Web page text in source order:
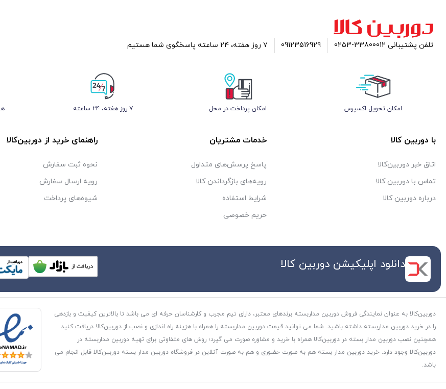
تلفن پشتیبانی 33800012-0253 09123516929 ۷ روز هفته، ۲۴ ساعته پاسخگوی شما هستیم
اﻣﮑﺎن ﺗﺤﻮﯾﻞ اﮐﺴﭙﺮس امکان پرداخت در محل ۷ روز ﻫﻔﺘﻪ، ۲۴ ﺳﺎﻋﺘﻪ
با دوربین کالا
اتاق خبر دوربین‌کالا
تماس با دوربین کالا
درباره دوربین کالا
خدمات مشتریان
پاسخ پرسش‌های متداول
رویه‌های بازگرداندن کالا
شرایط استفاده
حریم خصوصی
راهنمای خرید از دوربین‌کالا
نحوه ثبت سفارش
رویه ارسال سفارش
شیوه‌های پرداخت
دانلود اپلیکیشن دوربین کالا
دوربین‌کالا به عنوان نمایندگی فروش دوربین مداربسته برندهای معتبر، دارای تیم مجرب و کارشناسان حرفه ای می باشد تا بالاترین کیفیت و بازدهی
را در خرید دوربین مداربسته داشته باشید. شما می توانید قیمت دوربین مداربسته را همراه با هزینه راه اندازی و نصب از دوربین‌کالا دریافت کنید.
همچنین نصب دوربین مدار بسته در دوربین‌کالا همراه با خرید و مشاوره صورت می گیرد؛ روش های متفاوتی برای تهیه دوربین مداربسته در
دوربین‌کالا وجود دارد. خرید دوربین مدار بسته هم به صورت حضوری و هم به صورت آنلاین در فروشگاه دوربین مدار بسته دوربین‌کالا قابل انجام می
باشد.